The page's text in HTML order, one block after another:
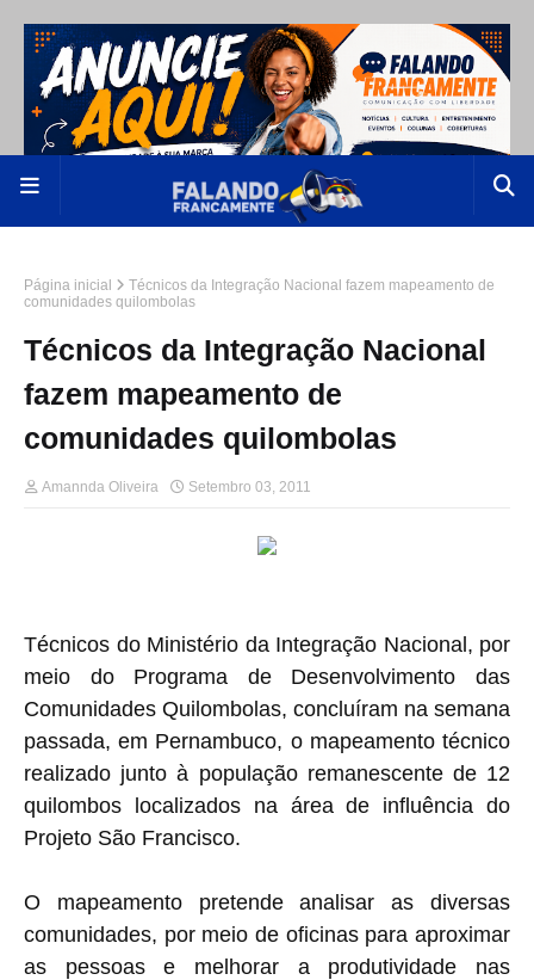
Página inicial
Técnicos da Integração Nacional fazem mapeamento de
comunidades quilombolas
Técnicos da Integração Nacional
fazem mapeamento de
comunidades quilombolas
Amannda Oliveira Setembro 03, 2011
Técnicos do Ministério da Integração Nacional, por
meio do Programa de Desenvolvimento das
Comunidades Quilombolas, concluíram na semana
passada, em Pernambuco, o mapeamento técnico
realizado junto à população remanescente de 12
quilombos localizados na área de influência do
Projeto São Francisco.
O mapeamento pretende analisar as diversas
comunidades, por meio de oficinas para aproximar
as pessoas e melhorar a produtividade nas